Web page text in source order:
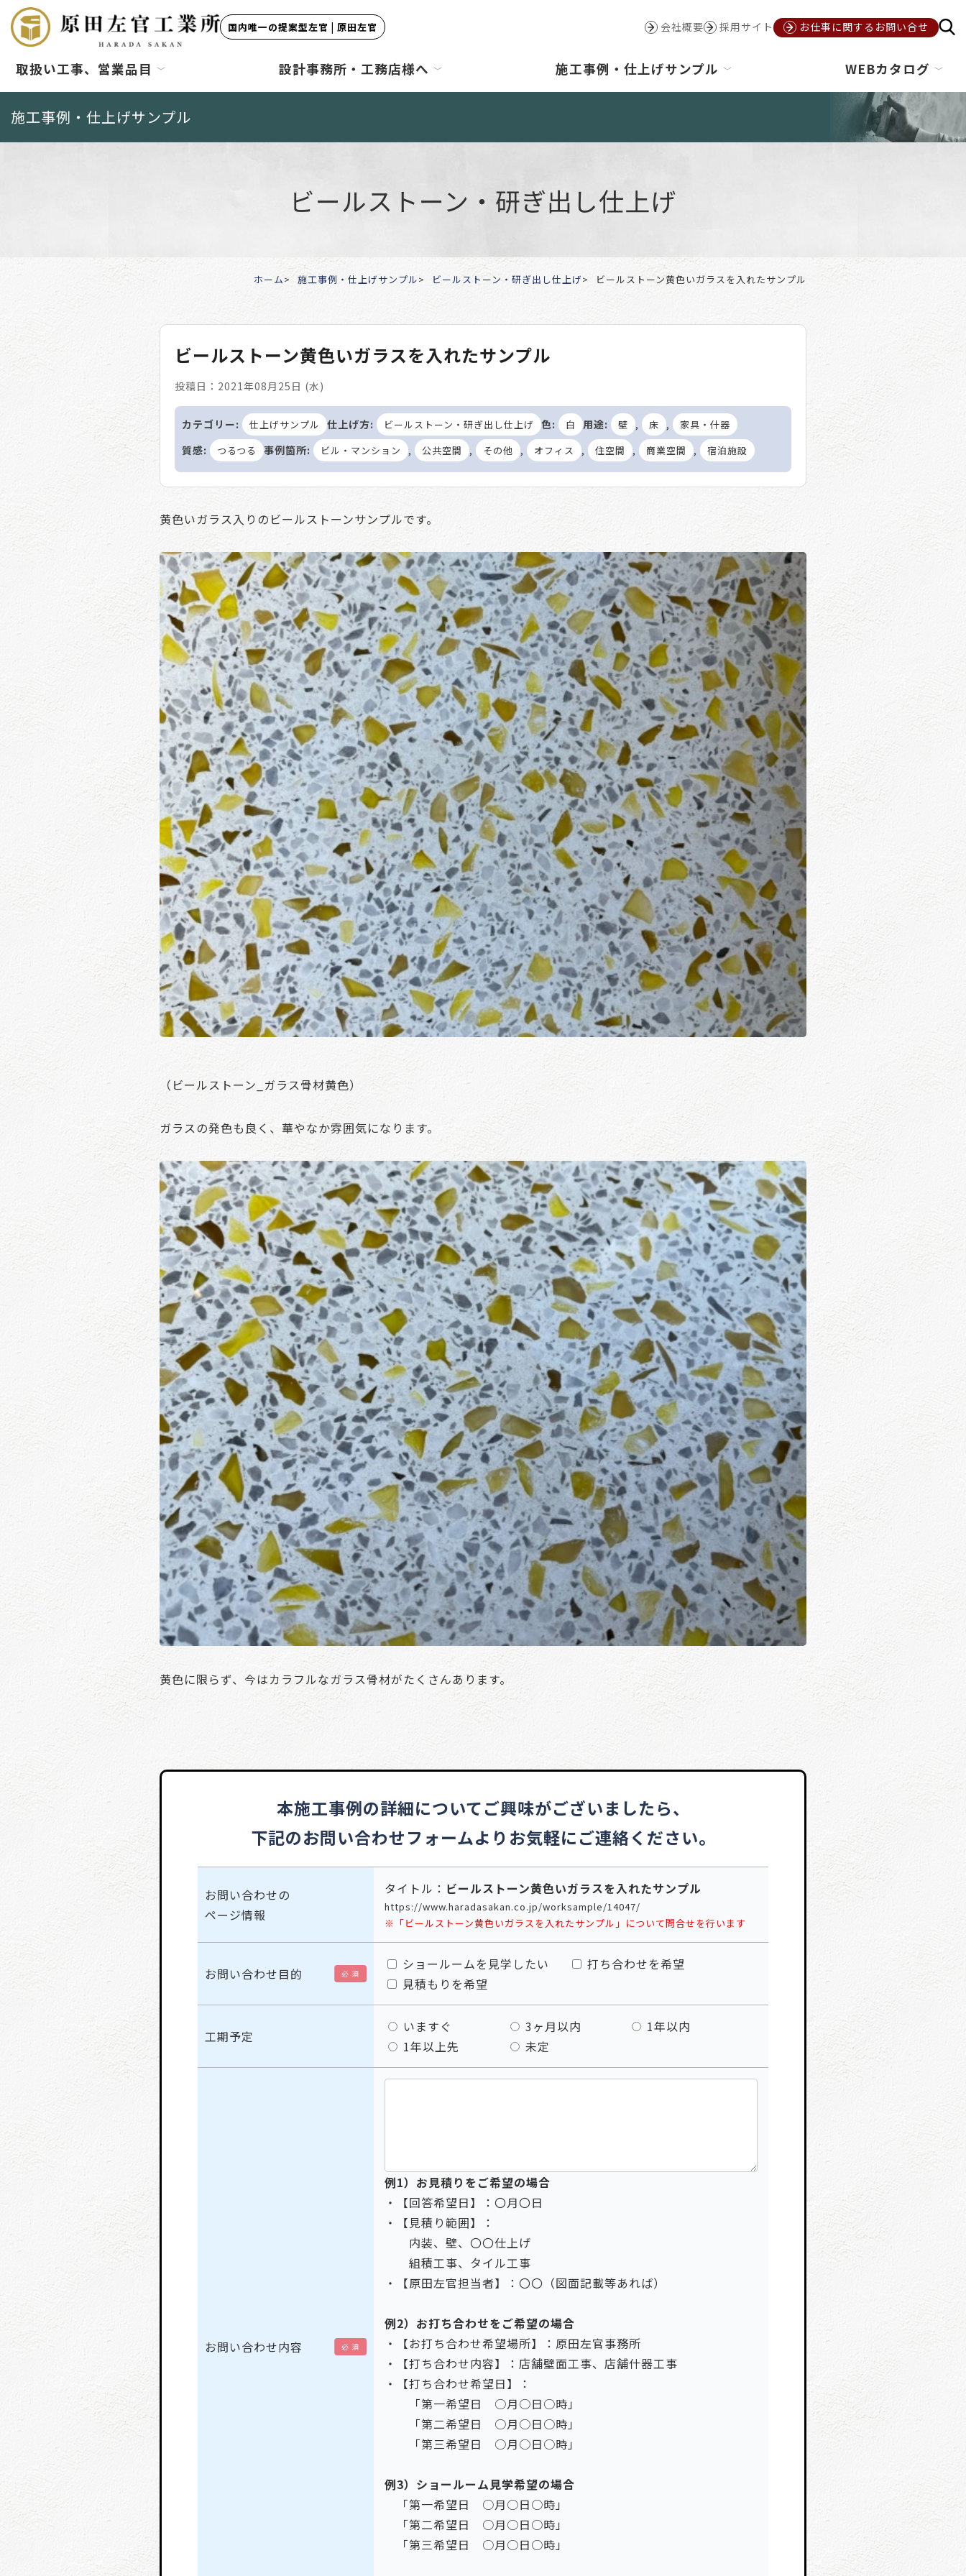
国内唯一の提案型左官 | 原田左官 会社概要 採用サイト お仕事に関するお問い合せ
取扱い工事、営業品目 設計事務所・工務店様へ 施工事例・仕上げサンプル WEBカタログ
施工事例・仕上げサンプル
ビールストーン・研ぎ出し仕上げ
ホーム 施工事例・仕上げサンプル ビールストーン・研ぎ出し仕上げ ビールストーン黄色いガラスを入れたサンプル
ビールストーン黄色いガラスを入れたサンプル
投稿日：2021年08月25日 (水)
カテゴリー: 仕上げサンプル 仕上げ方: ビールストーン・研ぎ出し仕上げ 色: 白 用途: 壁 , 床 , 家具・什器
質感: つるつる 事例箇所: ビル・マンション , 公共空間 , その他 , オフィス , 住空間 , 商業空間 , 宿泊施設
黄色いガラス入りのビールストーンサンプルです。
（ビールストーン_ガラス骨材黄色）
ガラスの発色も良く、華やなか雰囲気になります。
黄色に限らず、今はカラフルなガラス骨材がたくさんあります。
本施工事例の詳細についてご興味がございましたら、
下記のお問い合わせフォームよりお気軽にご連絡ください。
お問い合わせの
ページ情報
タイトル： ビールストーン黄色いガラスを入れたサンプル
https://www.haradasakan.co.jp/worksample/14047/
※「ビールストーン黄色いガラスを入れたサンプル」について問合せを行います
お問い合わせ目的 必 須
ショールームを見学したい
打ち合わせを希望
見積もりを希望
工期予定
いますぐ 3ヶ月以内
1年以内
1年以上先
未定
お問い合わせ内容 必 須
例1）お見積りをご希望の場合
・【回答希望日】：〇月〇日
・【見積り範囲】：
内装、壁、〇〇仕上げ
組積工事、タイル工事
・【原田左官担当者】：〇〇（図面記載等あれば）
例2）お打ち合わせをご希望の場合
・【お打ち合わせ希望場所】：原田左官事務所
・【打ち合わせ内容】：店舗壁面工事、店舗什器工事
・【打ち合わせ希望日】：
「第一希望日 ○月○日○時」
「第二希望日 ○月○日○時」
「第三希望日 ○月○日○時」
例3）ショールーム見学希望の場合
「第一希望日 ○月○日○時」
「第二希望日 ○月○日○時」
「第三希望日 ○月○日○時」